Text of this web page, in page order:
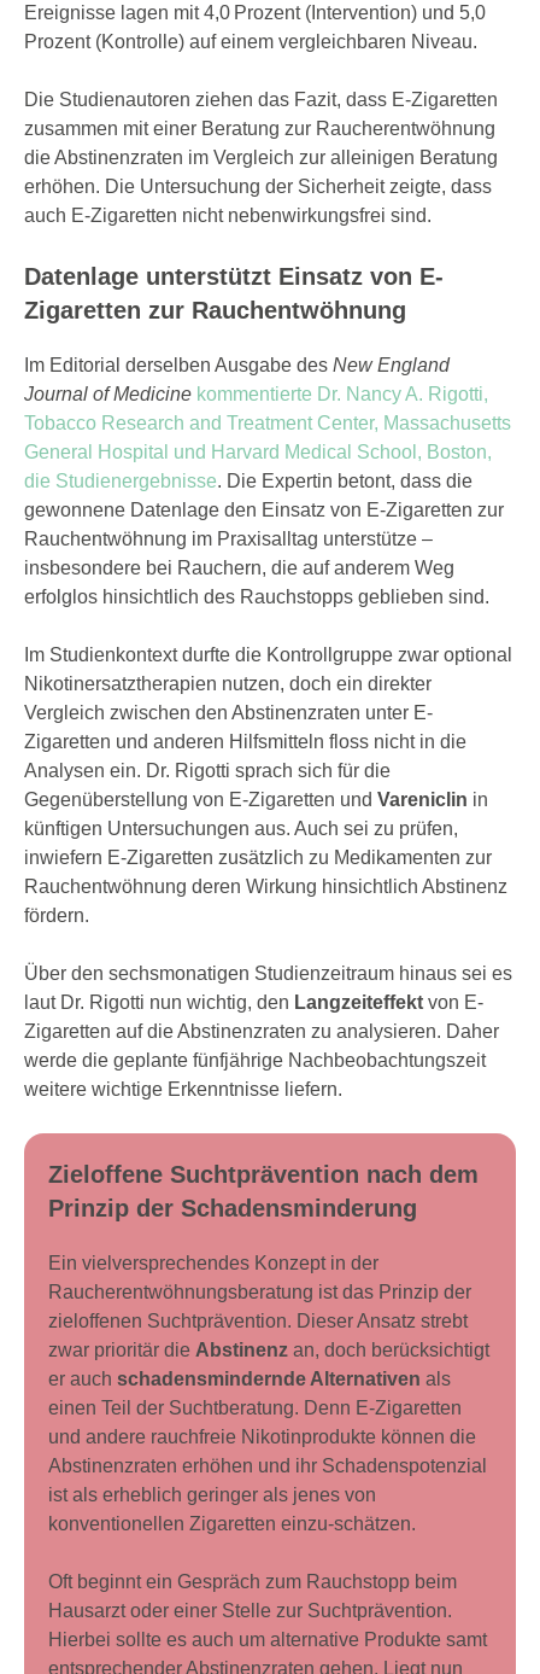
Ereignisse lagen mit 4,0 Prozent (Intervention) und 5,0
Prozent (Kontrolle) auf einem vergleichbaren Niveau.
Die Studienautoren ziehen das Fazit, dass E-Zigaretten
zusammen mit einer Beratung zur Raucherentwöhnung
die Abstinenzraten im Vergleich zur alleinigen Beratung
erhöhen. Die Untersuchung der Sicherheit zeigte, dass
auch E-Zigaretten nicht nebenwirkungsfrei sind.
Datenlage unterstützt Einsatz von E-
Zigaretten zur Rauchentwöhnung
Im Editorial derselben Ausgabe des New England
Journal of Medicine kommentierte Dr. Nancy A. Rigotti,
Tobacco Research and Treatment Center, Massachusetts
General Hospital und Harvard Medical School, Boston,
die Studienergebnisse. Die Expertin betont, dass die
gewonnene Datenlage den Einsatz von E-Zigaretten zur
Rauchentwöhnung im Praxisalltag unterstütze –
insbesondere bei Rauchern, die auf anderem Weg
erfolglos hinsichtlich des Rauchstopps geblieben sind.
Im Studienkontext durfte die Kontrollgruppe zwar optional
Nikotinersatztherapien nutzen, doch ein direkter
Vergleich zwischen den Abstinenzraten unter E-
Zigaretten und anderen Hilfsmitteln floss nicht in die
Analysen ein. Dr. Rigotti sprach sich für die
Gegenüberstellung von E-Zigaretten und Vareniclin in
künftigen Untersuchungen aus. Auch sei zu prüfen,
inwiefern E-Zigaretten zusätzlich zu Medikamenten zur
Rauchentwöhnung deren Wirkung hinsichtlich Abstinenz
fördern.
Über den sechsmonatigen Studienzeitraum hinaus sei es
laut Dr. Rigotti nun wichtig, den Langzeiteffekt von E-
Zigaretten auf die Abstinenzraten zu analysieren. Daher
werde die geplante fünfjährige Nachbeobachtungszeit
weitere wichtige Erkenntnisse liefern.
Zieloffene Suchtprävention nach dem
Prinzip der Schadensminderung
Ein vielversprechendes Konzept in der
Raucherentwöhnungsberatung ist das Prinzip der
zieloffenen Suchtprävention. Dieser Ansatz strebt
zwar prioritär die Abstinenz an, doch berücksichtigt
er auch schadensmindernde Alternativen als
einen Teil der Suchtberatung. Denn E-Zigaretten
und andere rauchfreie Nikotinprodukte können die
Abstinenzraten erhöhen und ihr Schadenspotenzial
ist als erheblich geringer als jenes von
konventionellen Zigaretten einzu-schätzen.
Oft beginnt ein Gespräch zum Rauchstopp beim
Hausarzt oder einer Stelle zur Suchtprävention.
Hierbei sollte es auch um alternative Produkte samt
entsprechender Abstinenzraten gehen. Liegt nun